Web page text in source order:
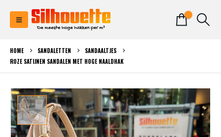
HOME SANDALETTEN
SANDAALTJES
ROZE SATIJNEN SANDALEN MET HOGE NAALDHAK